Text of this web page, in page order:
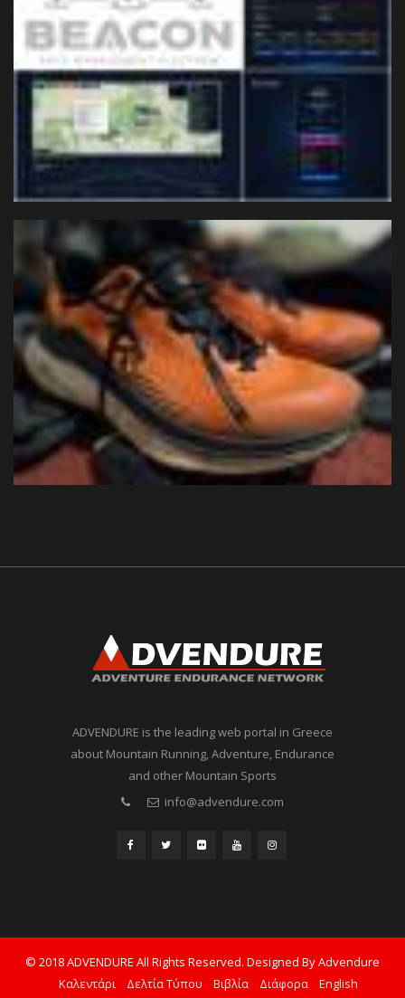
ADVENDURE is the leading web portal in Greece
about Mountain Running, Adventure, Endurance
and other Mountain Sports
info@advendure.com
© 2018 ADVENDURE All Rights Reserved. Designed By Advendure
Καλεντάρι
Δελτία Τύπου Βιβλία Διάφορα
English